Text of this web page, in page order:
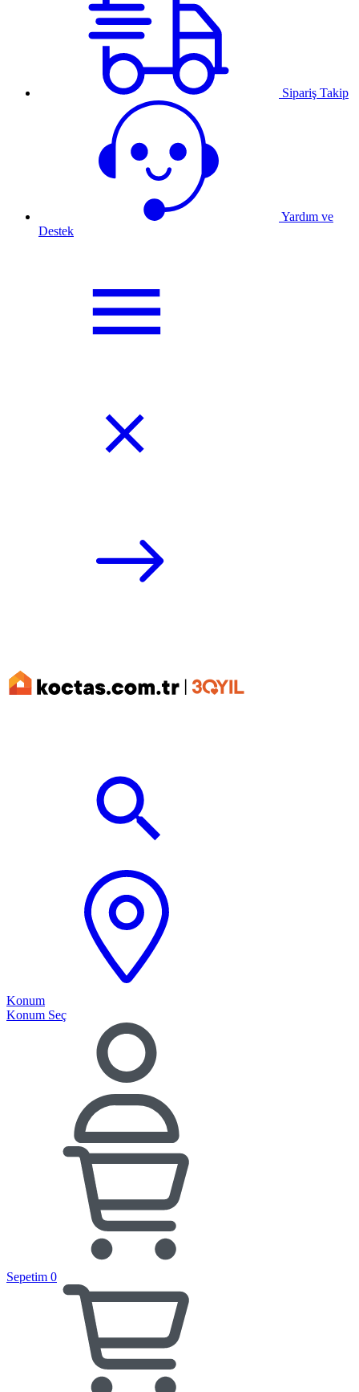
Sipariş Takip
Yardım ve
Destek
Konum
Konum Seç
Sepetim 0